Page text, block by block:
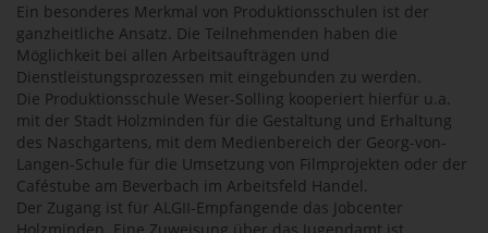
Ein besonderes Merkmal von Produktionsschulen ist der
ganzheitliche Ansatz. Die Teilnehmenden haben die
Möglichkeit bei allen Arbeitsaufträgen und
Dienstleistungsprozessen mit eingebunden zu werden.
Die Produktionsschule Weser-Solling kooperiert hierfür u.a.
mit der Stadt Holzminden für die Gestaltung und Erhaltung
des Naschgartens, mit dem Medienbereich der Georg-von-
Langen-Schule für die Umsetzung von Filmprojekten oder der
Caféstube am Beverbach im Arbeitsfeld Handel.
Der Zugang ist für ALGII-Empfangende das Jobcenter